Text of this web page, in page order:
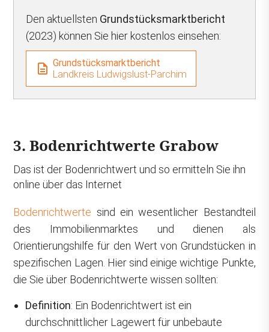
Den aktuellsten Grundstücksmarktbericht
(2023) können Sie hier kostenlos einsehen:
Grundstücksmarktbericht
Landkreis Ludwigslust-Parchim
3. Bodenrichtwerte Grabow
Das ist der Bodenrichtwert und so ermitteln Sie ihn
online über das Internet
Bodenrichtwerte sind ein wesentlicher Bestandteil
des Immobilienmarktes und dienen als
Orientierungshilfe für den Wert von Grundstücken in
spezifischen Lagen. Hier sind einige wichtige Punkte,
die Sie über Bodenrichtwerte wissen sollten:
Definition: Ein Bodenrichtwert ist ein
durchschnittlicher Lagewert für unbebaute